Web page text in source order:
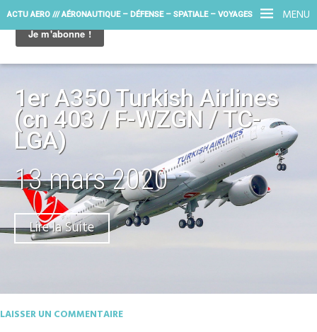
MENU
ACTU AERO /// AÉRONAUTIQUE – DÉFENSE – SPATIALE – VOYAGES
1er A350 Turkish Airlines
(cn 403 / F-WZGN / TC-
LGA)
13 mars 2020
Lire la Suite
LAISSER UN COMMENTAIRE